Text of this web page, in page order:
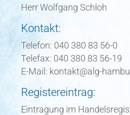
Herr Wolfgang Schloh
Kontakt:
Telefon: 040 380 83 56-0
Telefax: 040 380 83 56-19
E-Mail: kontakt@alg-
Registereintrag:
Eintragung im